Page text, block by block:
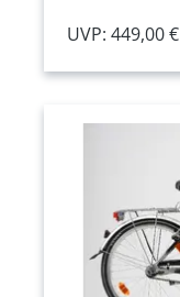
UVP: 449,00 €